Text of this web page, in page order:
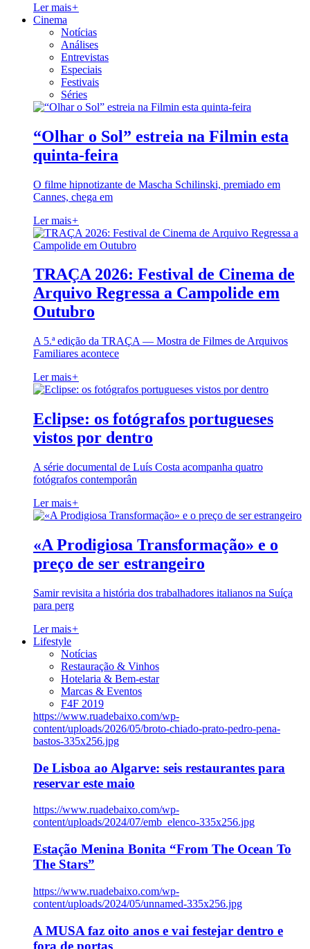
Ler mais+
Cinema
Notícias
Análises
Entrevistas
Especiais
Festivais
Séries
“Olhar o Sol” estreia na Filmin esta
quinta-feira
O filme hipnotizante de Mascha Schilinski, premiado em
Cannes, chega em
Ler mais+
TRAÇA 2026: Festival de Cinema de
Arquivo Regressa a Campolide em
Outubro
A 5.ª edição da TRAÇA — Mostra de Filmes de Arquivos
Familiares acontece
Ler mais+
Eclipse: os fotógrafos portugueses
vistos por dentro
A série documental de Luís Costa acompanha quatro
fotógrafos contemporân
Ler mais+
«A Prodigiosa Transformação» e o
preço de ser estrangeiro
Samir revisita a história dos trabalhadores italianos na Suíça
para perg
Ler mais+
Lifestyle
Notícias
Restauração & Vinhos
Hotelaria & Bem-estar
Marcas & Eventos
F4F 2019
https://www.ruadebaixo.com/wp-
content/uploads/2026/05/broto-chiado-prato-pedro-pena-
bastos-335x256.jpg
De Lisboa ao Algarve: seis restaurantes para
reservar este maio
https://www.ruadebaixo.com/wp-
content/uploads/2024/07/emb_elenco-335x256.jpg
Estação Menina Bonita “From The Ocean To
The Stars”
https://www.ruadebaixo.com/wp-
content/uploads/2024/05/unnamed-335x256.jpg
A MUSA faz oito anos e vai festejar dentro e
fora de portas